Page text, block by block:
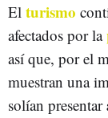
El turismo
afectados por la
así que, por el
muestran una
solían presentar